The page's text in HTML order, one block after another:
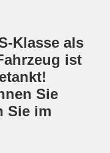
Klasse als
ist
Sie
Sie im
Teilnehmerinnen
- stärken wir
des Kampfes
28.03.2022 auf